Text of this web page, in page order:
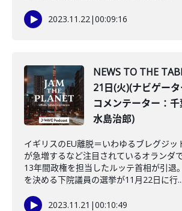
2023.11.22|00:09:16
NEWS TO THE
21日(火)(ナビゲー
コメンテーター：千
水島治郎)
イギリスのEU離脱＝いわゆるブレグジッ
が急増するなど注目されているオランダ
13年間政権を担当したルッテ首相が引退
を決める下院議員の選挙が11月22日に行...
2023.11.21 |00:10:49